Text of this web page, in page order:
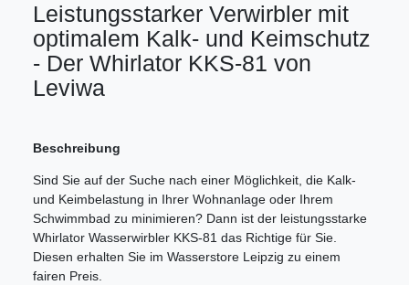
Leistungsstarker Verwirbler mit
optimalem Kalk- und Keimschutz
- Der Whirlator KKS-81 von
Leviwa
Beschreibung
Sind Sie auf der Suche nach einer Möglichkeit, die Kalk-
und Keimbelastung in Ihrer Wohnanlage oder Ihrem
Schwimmbad zu minimieren? Dann ist der leistungsstarke
Whirlator Wasserwirbler KKS-81 das Richtige für Sie.
Diesen erhalten Sie im Wasserstore Leipzig zu einem
fairen Preis.